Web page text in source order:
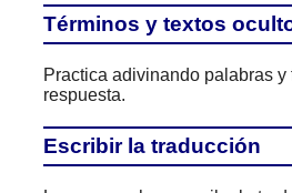
Términos y textos
Practica adivinando palabras
respuesta.
Escribir la traducción